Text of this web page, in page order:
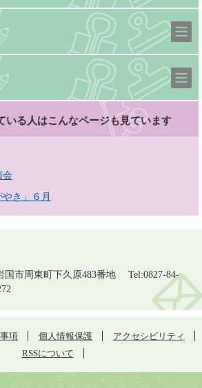
いる人はこんなページも見ています
会
き」６月
市周東町下久原483番地 Tel:0827-84-
項 個人情報保護
アクセシビリティ
RSSについて